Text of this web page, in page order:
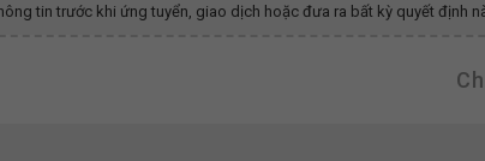
tin trước khi ứng tuyển, giao dịch hoặc đưa ra bất kỳ quyết định